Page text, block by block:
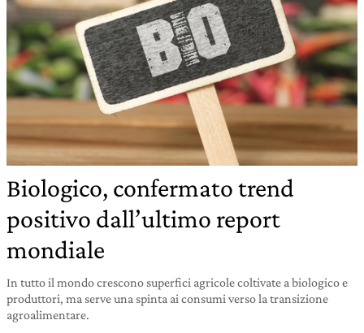
Biologico, confermato trend
positivo dall’ultimo report
mondiale
In tutto il mondo crescono superfici agricole coltivate a biologico e
produttori, ma serve una spinta ai consumi verso la transizione
agroalimentare.